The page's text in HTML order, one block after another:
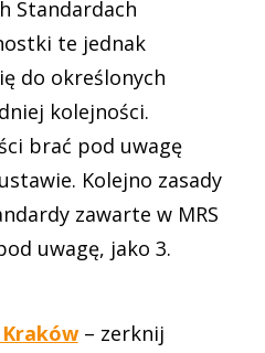
Standardach
te jednak
do określonych
kolejności.
brać pod uwagę
Kolejno zasady
zawarte w MRS
uwagę, jako 3.
Kraków– zerknij